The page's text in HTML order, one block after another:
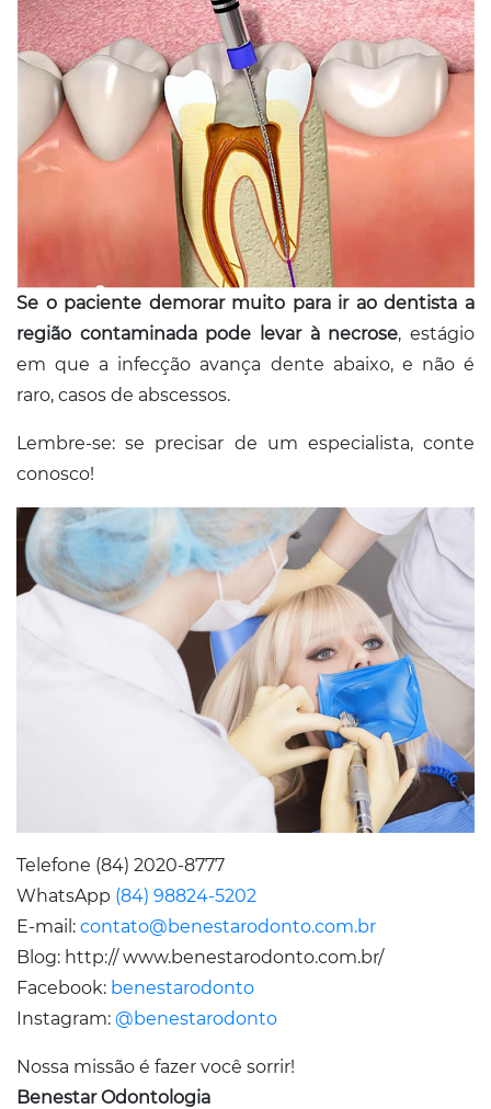
Se o paciente demorar muito para ir ao dentista a
região contaminada pode levar à necrose, estágio
em que a infecção avança dente abaixo, e não é
raro, casos de abscessos.
Lembre-se: se precisar de um especialista, conte
conosco!
Telefone (84) 2020-8777
WhatsApp (84) 98824-5202
E-mail: contato@benestarodonto.com.br
Blog: http:// www.benestarodonto.com.br/
Facebook: benestarodonto
Instagram: @benestarodonto
Nossa missão é fazer você sorrir!
Benestar Odontologia